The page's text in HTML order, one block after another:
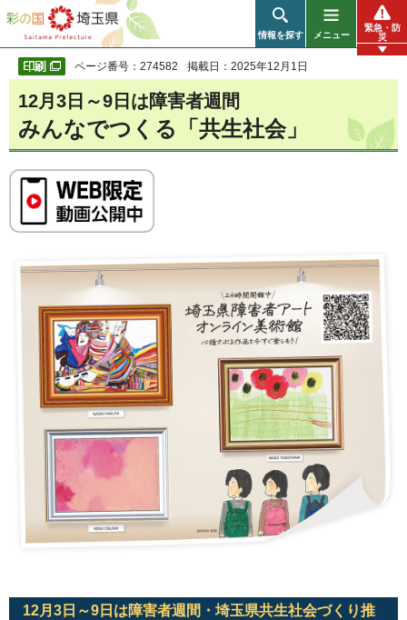
彩の国 埼玉県
情報を探す メニュー
緊急・防
災
ページ番号：274582 掲載日：2025年12月1日
12月3日～9日は障害者週間
みんなでつくる「共生社会」
12月3日～9日は障害者週間・埼玉県共生社会づくり推